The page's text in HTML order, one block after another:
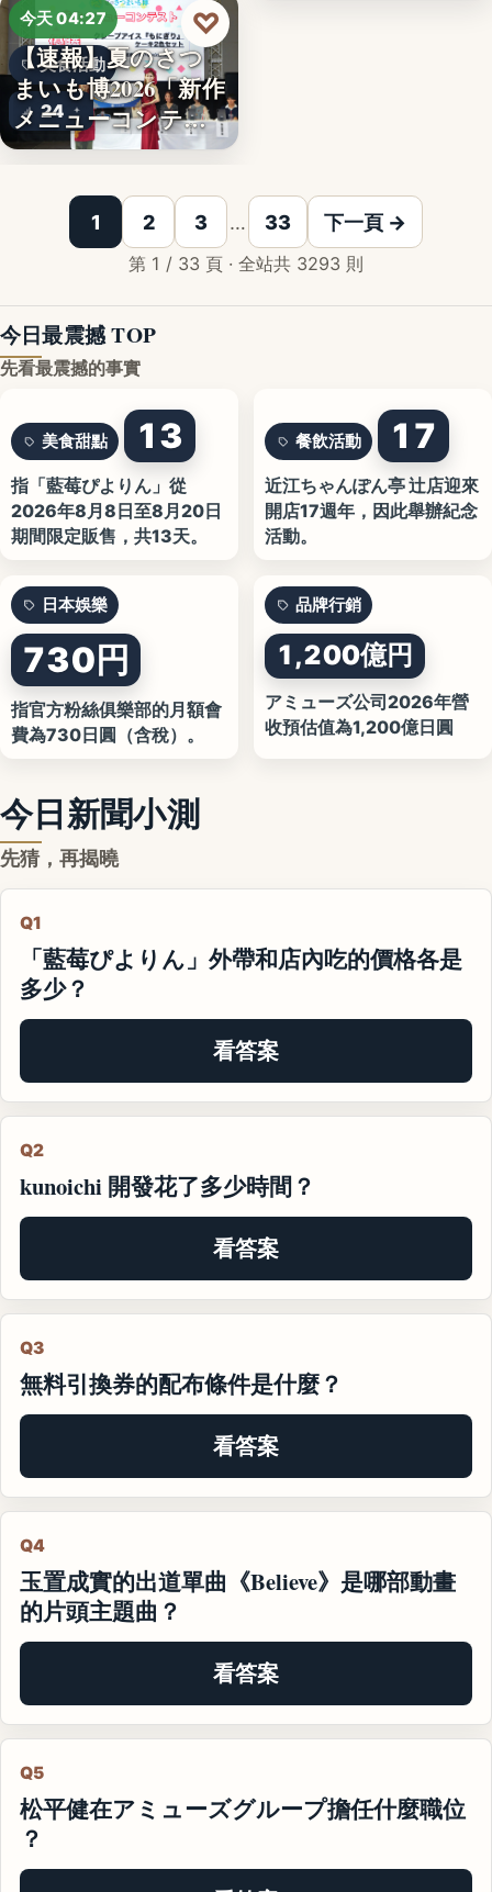
今天 04:27
美食活動
24
【速報】夏のさつ
まいも博2026「新作
メニューコンテス
ト…
♡
韓国発の人気キャ
1 2 3 … 33 下一頁 →
第 1 / 33 頁 · 全站共 3293 則
今日最震撼 TOP
先看最震撼的事實
美食甜點 13
指「藍莓ぴよりん」從
2026年8月8日至8月20日
期間限定販售，共13天。
餐飲活動 17
近江ちゃんぽん亭 辻店迎來
開店17週年，因此舉辦紀念
活動。
日本娛樂
730円
指官方粉絲俱樂部的月額會
費為730日圓（含稅）。
品牌行銷
1,200億円
アミューズ公司2026年營
收預估值為1,200億日圓
今日新聞小測
先猜，再揭曉
Q1
「藍莓ぴよりん」外帶和店內吃的價格各是
多少？
看答案
Q2
kunoichi 開發花了多少時間？
看答案
Q3
無料引換券的配布條件是什麼？
看答案
Q4
玉置成實的出道單曲《Believe》是哪部動畫
的片頭主題曲？
看答案
Q5
松平健在アミューズグループ擔任什麼職位
？